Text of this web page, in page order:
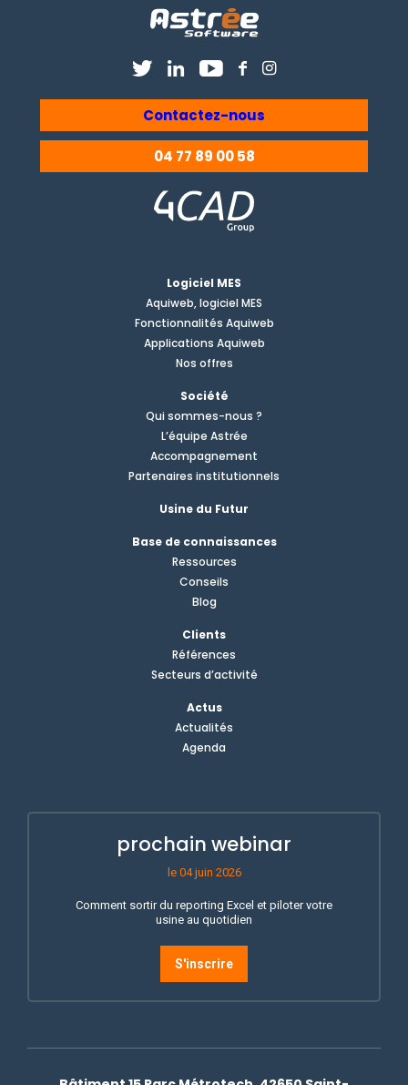
Contactez-nous
04 77 89 00 58
Logiciel MES
Aquiweb, logiciel MES
Fonctionnalités Aquiweb
Applications Aquiweb
Nos offres
Société
Qui sommes-nous ?
L’équipe Astrée
Accompagnement
Partenaires institutionnels
Usine du Futur
Base de connaissances
Ressources
Conseils
Blog
Clients
Références
Secteurs d’activité
Actus
Actualités
Agenda
prochain webinar
le 04 juin 2026
Comment sortir du reporting Excel et piloter votre
usine au quotidien
S'inscrire